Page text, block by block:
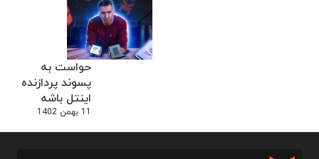
حواست به
پسوند پردازنده
اینتل باشه
11 بهمن 1402